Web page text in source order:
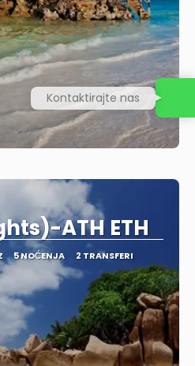
ATH ETH
5 NOĆENJA 2 TRANSFERI
Kontaktirajte nas